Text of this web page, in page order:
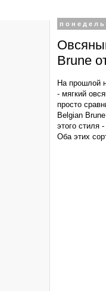
Brune
На прошлой
- мягкий
просто
Belgian
этого стиля
Оба этих